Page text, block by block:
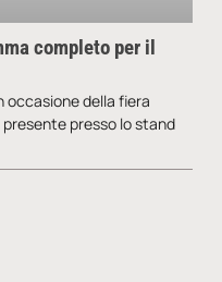
completo per il
occasione della fiera
presso lo stand